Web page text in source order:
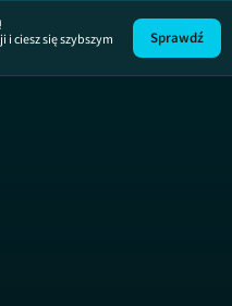
W roli
i ciesz się szybszym
Sprawdź